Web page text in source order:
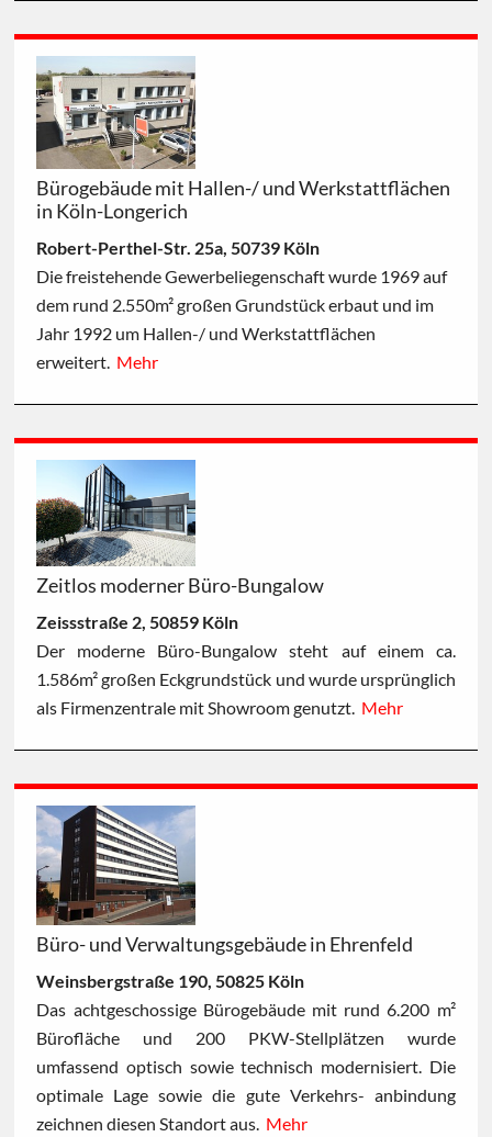
Bürogebäude mit Hallen-/ und Werkstattflächen
in Köln-Longerich
Robert-Perthel-Str. 25a, 50739 Köln
Die freistehende Gewerbeliegenschaft wurde 1969 auf
dem rund 2.550m² großen Grundstück erbaut und im
Jahr 1992 um Hallen-/ und Werkstattflächen
erweitert. Mehr
Zeitlos moderner Büro-Bungalow
Zeissstraße 2, 50859 Köln
Der moderne Büro-Bungalow steht auf einem ca.
1.586m² großen Eckgrundstück und wurde ursprünglich
als Firmenzentrale mit Showroom genutzt. Mehr
Büro- und Verwaltungsgebäude in Ehrenfeld
Weinsbergstraße 190, 50825 Köln
Das achtgeschossige Bürogebäude mit rund 6.200 m²
Bürofläche und 200 PKW-Stellplätzen wurde
umfassend optisch sowie technisch modernisiert. Die
optimale Lage sowie die gute Verkehrs- anbindung
zeichnen diesen Standort aus. Mehr